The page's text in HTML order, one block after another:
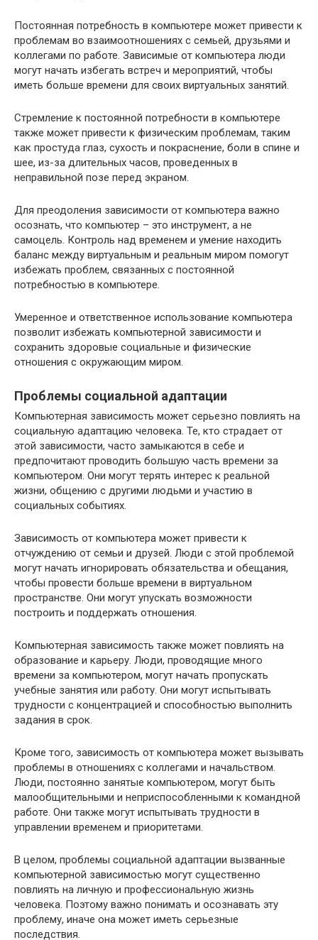
Постоянная потребность в компьютере может привести к
проблемам во взаимоотношениях с семьей, друзьями и
коллегами по работе. Зависимые от компьютера люди
могут начать избегать встреч и мероприятий, чтобы
иметь больше времени для своих виртуальных занятий.
Стремление к постоянной потребности в компьютере
также может привести к физическим проблемам, таким
как простуда глаз, сухость и покраснение, боли в спине и
шее, из-за длительных часов, проведенных в
неправильной позе перед экраном.
Для преодоления зависимости от компьютера важно
осознать, что компьютер – это инструмент, а не
самоцель. Контроль над временем и умение находить
баланс между виртуальным и реальным миром помогут
избежать проблем, связанных с постоянной
потребностью в компьютере.
Умеренное и ответственное использование компьютера
позволит избежать компьютерной зависимости и
сохранить здоровые социальные и физические
отношения с окружающим миром.
Проблемы социальной адаптации
Компьютерная зависимость может серьезно повлиять на
социальную адаптацию человека. Те, кто страдает от
этой зависимости, часто замыкаются в себе и
предпочитают проводить большую часть времени за
компьютером. Они могут терять интерес к реальной
жизни, общению с другими людьми и участию в
социальных событиях.
Зависимость от компьютера может привести к
отчуждению от семьи и друзей. Люди с этой проблемой
могут начать игнорировать обязательства и обещания,
чтобы провести больше времени в виртуальном
пространстве. Они могут упускать возможности
построить и поддержать отношения.
Компьютерная зависимость также может повлиять на
образование и карьеру. Люди, проводящие много
времени за компьютером, могут начать пропускать
учебные занятия или работу. Они могут испытывать
трудности с концентрацией и способностью выполнить
задания в срок.
Кроме того, зависимость от компьютера может вызывать
проблемы в отношениях с коллегами и начальством.
Люди, постоянно занятые компьютером, могут быть
малообщительными и неприспособленными к командной
работе. Они также могут испытывать трудности в
управлении временем и приоритетами.
В целом, проблемы социальной адаптации вызванные
компьютерной зависимостью могут существенно
повлиять на личную и профессиональную жизнь
человека. Поэтому важно понимать и осознавать эту
проблему, иначе она может иметь серьезные
последствия.